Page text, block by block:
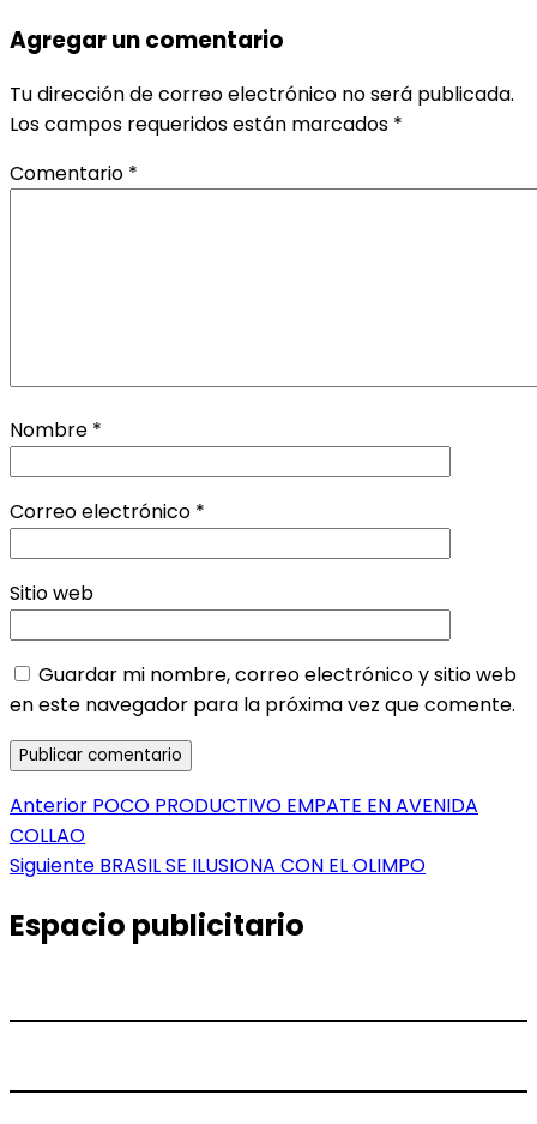
Agregar un comentario
Tu dirección de correo electrónico no será publicada.
Los campos requeridos están marcados *
Comentario *
Nombre *
Correo electrónico *
Sitio web
Guardar mi nombre, correo electrónico y sitio web
en este navegador para la próxima vez que comente.
Navegación
de
Anterior Entrada
POCO PRODUCTIVO EMPATE EN AVENIDA
COLLAO
Siguiente Entrada
BRASIL SE ILUSIONA CON EL OLIMPO
Espacio publicitario